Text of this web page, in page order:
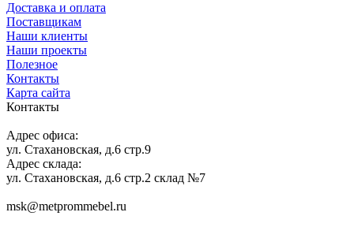
Доставка и оплата
Поставщикам
Наши клиенты
Наши проекты
Полезное
Контакты
Карта сайта
Контакты
Адрес офиса:
ул. Стахановская, д.6 стр.9
Адрес склада:
ул. Стахановская, д.6 стр.2 склад №7
msk@metprommebel.ru